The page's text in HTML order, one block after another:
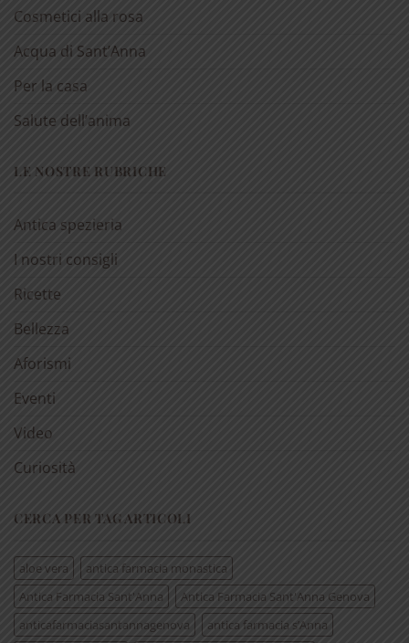
Cosmetici alla rosa
Acqua di Sant’Anna
Per la casa
Salute dell’anima
LE NOSTRE RUBRICHE
Antica spezieria
I nostri consigli
Ricette
Bellezza
Aforismi
Eventi
Video
Curiosità
CERCA PER TAG ARTICOLI
aloe vera
antica farmacia monastica
Antica Farmacia Sant'Anna
Antica Farmacia Sant'Anna Genova
anticafarmaciasantannagenova
antica farmacia s’Anna